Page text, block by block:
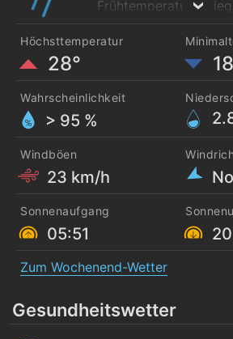
Frühtemperaturen
Grad.
Höchsttemperatur
28°
Wahrscheinlichkeit
> 95 %
Windböen
23 km/h
Sonnenaufgang
05:51
Zum Wochenend-Wetter
Gesundheitswetter